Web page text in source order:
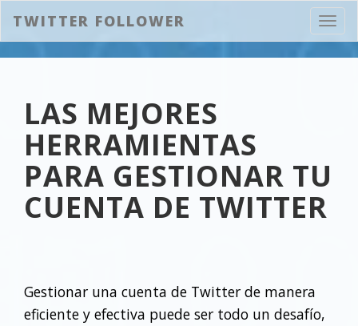
Abrir
TWITTER FOLLOWER
LAS MEJORES
HERRAMIENTAS
PARA GESTIONAR TU
CUENTA DE TWITTER
Gestionar una cuenta de Twitter de manera
eficiente y efectiva puede ser todo un desafío,